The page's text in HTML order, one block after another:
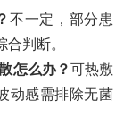
不一定，部分患
判断。
怎么办？可热敷
动感需排除无菌